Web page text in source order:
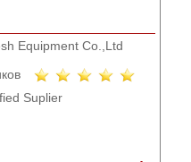
Equipment Co.,Ltd
Suplier